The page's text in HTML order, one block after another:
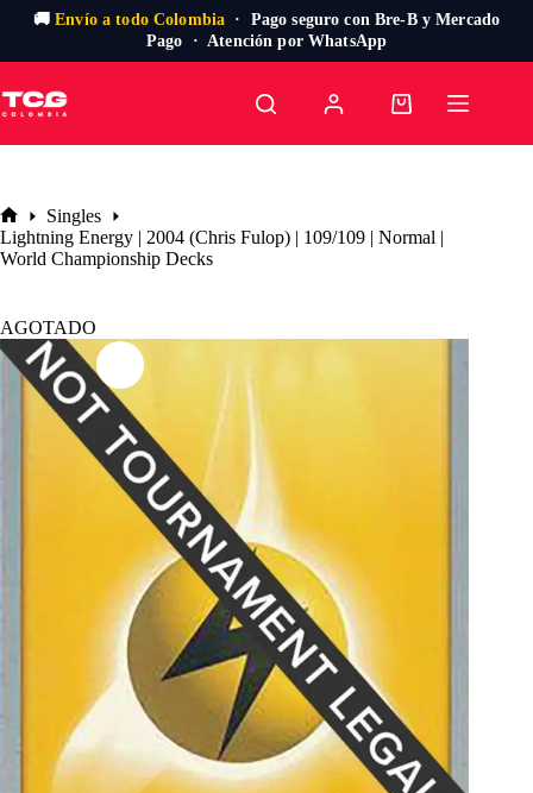
🚚Envío a todo Colombia · Pago seguro con Bre-B y Mercado
Pago · Atención por WhatsApp
al
contenido
Carro
Inicio
Singles
Lightning Energy | 2004 (Chris Fulop) | 109/109 | Normal |
World Championship Decks
AGOTADO